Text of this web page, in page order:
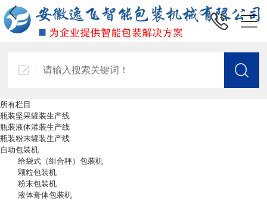
所有栏目
瓶装坚果罐装生产线
瓶装液体灌装生产线
瓶装粉末罐装生产线
自动包装机
给袋式（组合秤）包装机
颗粒包装机
粉末包装机
液体膏体包装机